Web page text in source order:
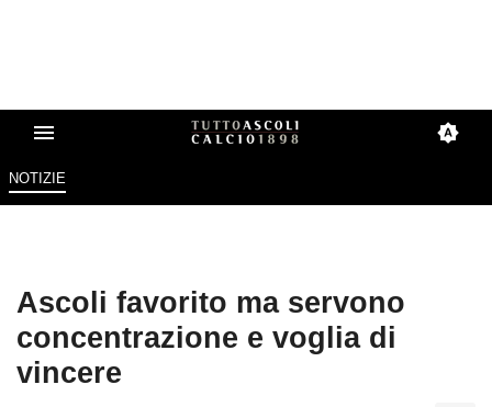
NOTIZIE
Ascoli favorito ma servono
concentrazione e voglia di
vincere